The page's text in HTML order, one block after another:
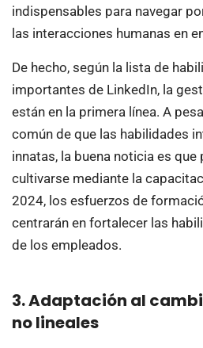
indispensables para navegar
las interacciones humanas en
De hecho, según la lista de
importantes de LinkedIn, la
están en la primera línea. A
común de que las habilidades
innatas, la buena noticia es
cultivarse mediante la
2024, los esfuerzos de
centrarán en fortalecer las
de los empleados.
3. Adaptación al
no lineales